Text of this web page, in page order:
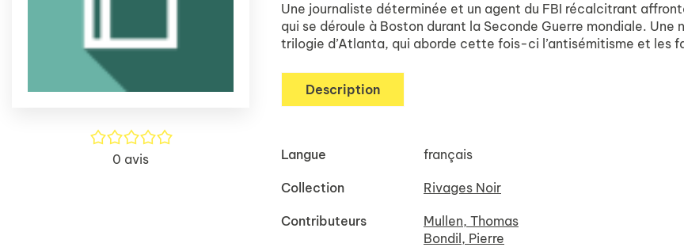
/5
0 avis
Une journaliste déterminée et un agent du FBI récalcitrant
qui se déroule à Boston durant la Seconde Guerre mondiale.
trilogie d’Atlanta, qui aborde cette fois-ci l’antisémitisme et les
Description
Langue français
Collection Rivages Noir
Contributeurs
Mullen, Thomas
Bondil, Pierre